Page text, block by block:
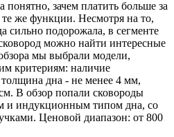
понятно, зачем платить больше за
же функции. Несмотря на то,
сильно подорожала, в сегменте
можно найти интересные
мы выбрали модели,
критериям: наличие
дна - не менее 4 мм,
В обзор попали сковороды
и индукционным типом дна, со
Ценовой диапазон: от 800